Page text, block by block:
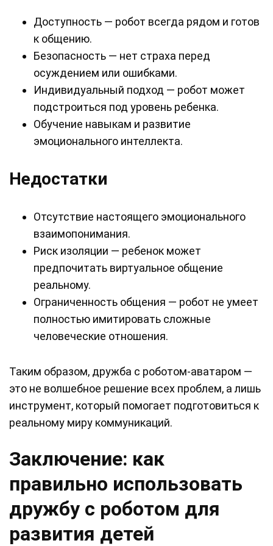
Доступность — робот всегда рядом и готов
к общению.
Безопасность — нет страха перед
осуждением или ошибками.
Индивидуальный подход — робот может
подстроиться под уровень ребенка.
Обучение навыкам и развитие
эмоционального интеллекта.
Недостатки
Отсутствие настоящего эмоционального
взаимопонимания.
Риск изоляции — ребенок может
предпочитать виртуальное общение
реальному.
Ограниченность общения — робот не умеет
полностью имитировать сложные
человеческие отношения.
Таким образом, дружба с роботом-аватаром —
это не волшебное решение всех проблем, а лишь
инструмент, который помогает подготовиться к
реальному миру коммуникаций.
Заключение: как
правильно использовать
дружбу с роботом для
развития детей